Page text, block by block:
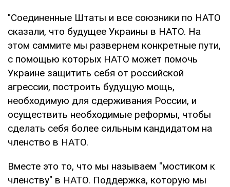
"Соединенные Штаты и все союзники по НАТО
сказали, что будущее Украины в НАТО. На
этом саммите мы развернем конкретные пути,
с помощью которых НАТО может помочь
Украине защитить себя от российской
агрессии, построить будущую мощь,
необходимую для сдерживания России, и
осуществить необходимые реформы, чтобы
сделать себя более сильным кандидатом на
членство в НАТО.
Вместе это то, что мы называем "мостиком к
членству" в НАТО. Поддержка, которую мы